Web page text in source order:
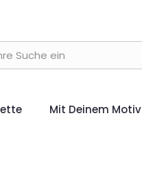
Mit Deinem Motiv